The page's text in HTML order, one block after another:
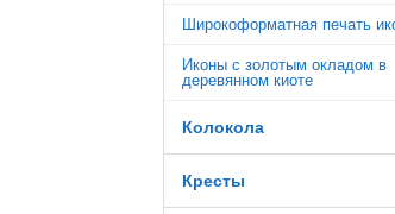
Широкоформатная печать
Иконы с золотым окладом в
деревянном киоте
Колокола
Кресты